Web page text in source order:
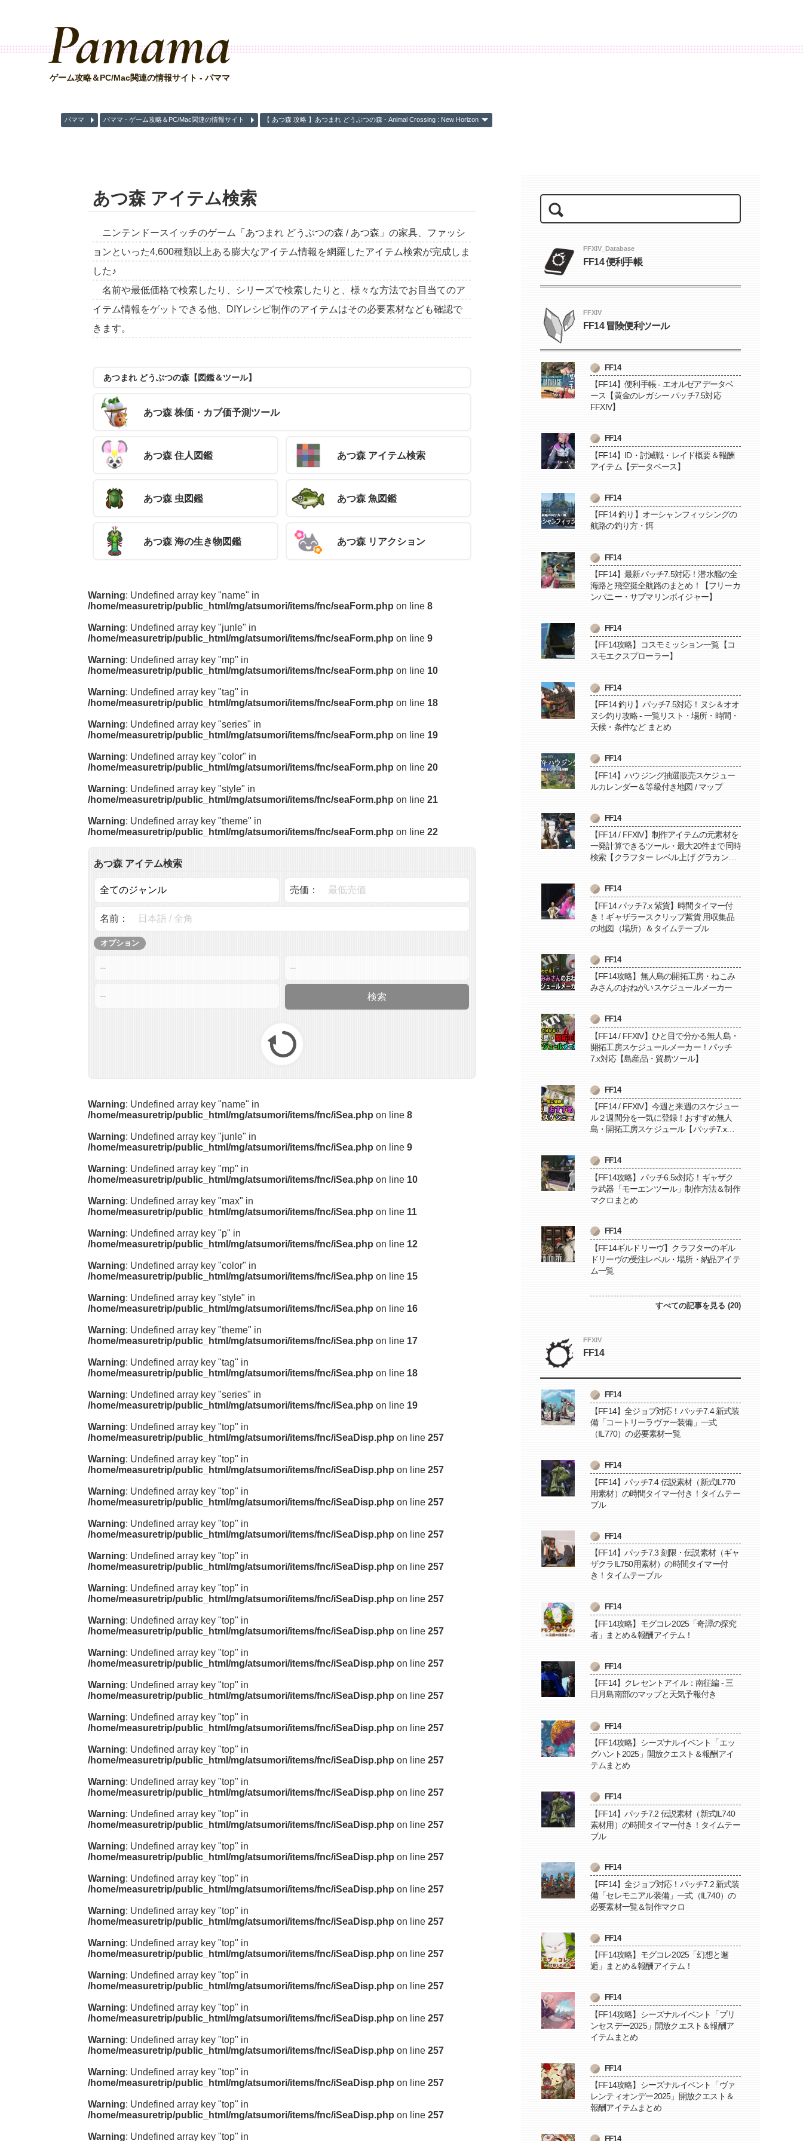
Pamama
ゲーム攻略＆PC/Mac関連の情報サイト - パママ
パママ パママ - ゲーム攻略＆PC/Mac関連の情報サイト 【 あつ森 攻略 】あつまれ どうぶつの森 - Animal Crossing : New Horizon
あつ森 アイテム検索
ニンテンドースイッチのゲーム「あつまれ どうぶつの森 / あつ森」の家具、ファッシ
ョンといった4,600種類以上ある膨大なアイテム情報を網羅したアイテム検索が完成しま
した♪
名前や最低価格で検索したり、シリーズで検索したりと、様々な方法でお目当てのア
イテム情報をゲットできる他、DIYレシピ制作のアイテムはその必要素材なども確認で
きます。
あつまれ どうぶつの森【図鑑＆ツール】
あつ森 株価・カブ価予測ツール
あつ森 住人図鑑 あつ森 アイテム検索
あつ森 虫図鑑 あつ森 魚図鑑
あつ森 海の生き物図鑑 あつ森 リアクション
Warning: Undefined array key "name" in
/home/measuretrip/public_html/mg/atsumori/items/fnc/seaForm.php on line 8
Warning: Undefined array key "junle" in
/home/measuretrip/public_html/mg/atsumori/items/fnc/seaForm.php on line 9
Warning: Undefined array key "mp" in
/home/measuretrip/public_html/mg/atsumori/items/fnc/seaForm.php on line 10
Warning: Undefined array key "tag" in
/home/measuretrip/public_html/mg/atsumori/items/fnc/seaForm.php on line 18
Warning: Undefined array key "series" in
/home/measuretrip/public_html/mg/atsumori/items/fnc/seaForm.php on line 19
Warning: Undefined array key "color" in
/home/measuretrip/public_html/mg/atsumori/items/fnc/seaForm.php on line 20
Warning: Undefined array key "style" in
/home/measuretrip/public_html/mg/atsumori/items/fnc/seaForm.php on line 21
Warning: Undefined array key "theme" in
/home/measuretrip/public_html/mg/atsumori/items/fnc/seaForm.php on line 22
あつ森 アイテム検索
売価：
名前：
オプション
Warning: Undefined array key "name" in
/home/measuretrip/public_html/mg/atsumori/items/fnc/iSea.php on line 8
Warning: Undefined array key "junle" in
/home/measuretrip/public_html/mg/atsumori/items/fnc/iSea.php on line 9
Warning: Undefined array key "mp" in
/home/measuretrip/public_html/mg/atsumori/items/fnc/iSea.php on line 10
Warning: Undefined array key "max" in
/home/measuretrip/public_html/mg/atsumori/items/fnc/iSea.php on line 11
Warning: Undefined array key "p" in
/home/measuretrip/public_html/mg/atsumori/items/fnc/iSea.php on line 12
Warning: Undefined array key "color" in
/home/measuretrip/public_html/mg/atsumori/items/fnc/iSea.php on line 15
Warning: Undefined array key "style" in
/home/measuretrip/public_html/mg/atsumori/items/fnc/iSea.php on line 16
Warning: Undefined array key "theme" in
/home/measuretrip/public_html/mg/atsumori/items/fnc/iSea.php on line 17
Warning: Undefined array key "tag" in
/home/measuretrip/public_html/mg/atsumori/items/fnc/iSea.php on line 18
Warning: Undefined array key "series" in
/home/measuretrip/public_html/mg/atsumori/items/fnc/iSea.php on line 19
Warning: Undefined array key "top" in
/home/measuretrip/public_html/mg/atsumori/items/fnc/iSeaDisp.php on line 257
Warning: Undefined array key "top" in
/home/measuretrip/public_html/mg/atsumori/items/fnc/iSeaDisp.php on line 257
Warning: Undefined array key "top" in
/home/measuretrip/public_html/mg/atsumori/items/fnc/iSeaDisp.php on line 257
Warning: Undefined array key "top" in
/home/measuretrip/public_html/mg/atsumori/items/fnc/iSeaDisp.php on line 257
Warning: Undefined array key "top" in
/home/measuretrip/public_html/mg/atsumori/items/fnc/iSeaDisp.php on line 257
Warning: Undefined array key "top" in
/home/measuretrip/public_html/mg/atsumori/items/fnc/iSeaDisp.php on line 257
Warning: Undefined array key "top" in
/home/measuretrip/public_html/mg/atsumori/items/fnc/iSeaDisp.php on line 257
Warning: Undefined array key "top" in
/home/measuretrip/public_html/mg/atsumori/items/fnc/iSeaDisp.php on line 257
Warning: Undefined array key "top" in
/home/measuretrip/public_html/mg/atsumori/items/fnc/iSeaDisp.php on line 257
Warning: Undefined array key "top" in
/home/measuretrip/public_html/mg/atsumori/items/fnc/iSeaDisp.php on line 257
Warning: Undefined array key "top" in
/home/measuretrip/public_html/mg/atsumori/items/fnc/iSeaDisp.php on line 257
Warning: Undefined array key "top" in
/home/measuretrip/public_html/mg/atsumori/items/fnc/iSeaDisp.php on line 257
Warning: Undefined array key "top" in
/home/measuretrip/public_html/mg/atsumori/items/fnc/iSeaDisp.php on line 257
Warning: Undefined array key "top" in
/home/measuretrip/public_html/mg/atsumori/items/fnc/iSeaDisp.php on line 257
Warning: Undefined array key "top" in
/home/measuretrip/public_html/mg/atsumori/items/fnc/iSeaDisp.php on line 257
Warning: Undefined array key "top" in
/home/measuretrip/public_html/mg/atsumori/items/fnc/iSeaDisp.php on line 257
Warning: Undefined array key "top" in
/home/measuretrip/public_html/mg/atsumori/items/fnc/iSeaDisp.php on line 257
Warning: Undefined array key "top" in
/home/measuretrip/public_html/mg/atsumori/items/fnc/iSeaDisp.php on line 257
Warning: Undefined array key "top" in
/home/measuretrip/public_html/mg/atsumori/items/fnc/iSeaDisp.php on line 257
Warning: Undefined array key "top" in
/home/measuretrip/public_html/mg/atsumori/items/fnc/iSeaDisp.php on line 257
Warning: Undefined array key "top" in
/home/measuretrip/public_html/mg/atsumori/items/fnc/iSeaDisp.php on line 257
Warning: Undefined array key "top" in
/home/measuretrip/public_html/mg/atsumori/items/fnc/iSeaDisp.php on line 257
Warning: Undefined array key "top" in
FFXIV_Database
FF14 便利手帳
FFXIV
FF14 冒険便利ツール
FF14
【FF14】便利手帳 - エオルゼアデータベ
ース【黄金のレガシー パッチ7.5対応
FFXIV】
FF14
【FF14】ID・討滅戦・レイド概要＆報酬
アイテム【データベース】
FF14
【FF14 釣り】オーシャンフィッシングの
航路の釣り方・餌
FF14
【FF14】最新パッチ7.5対応！潜水艦の全
海路と飛空挺全航路のまとめ！【フリーカ
ンパニー・サブマリンボイジャー】
FF14
【FF14攻略】コスモミッション一覧【コ
スモエクスプローラー】
FF14
【FF14 釣り】パッチ7.5対応！ヌシ＆オオ
ヌシ釣り攻略 - 一覧リスト・場所・時間・
天候・条件など まとめ
FF14
【FF14】ハウジング抽選販売スケジュー
ルカレンダー＆等級付き地図 / マップ
FF14
【FF14 / FFXIV】制作アイテムの元素材を
一発計算できるツール・最大20件まで同時
検索【クラフター レベル上げ グラカン納
FF14
【FF14 パッチ7.x 紫貨】時間タイマー付
き！ギャザラースクリップ紫貨 用収集品
の地図（場所）＆タイムテーブル
FF14
【FF14攻略】無人島の開拓工房・ねこみ
みさんのおねがいスケジュールメーカー
FF14
【FF14 / FFXIV】ひと目で分かる無人島・
開拓工房スケジュールメーカー！パッチ
7.x対応【島産品・貿易ツール】
FF14
【FF14 / FFXIV】今週と来週のスケジュー
ル２週間分を一気に登録！おすすめ無人
島・開拓工房スケジュール【パッチ7.x対
FF14
【FF14攻略】パッチ6.5x対応！ギャザク
ラ武器「モーエンツール」制作方法＆制作
マクロまとめ
FF14
【FF14ギルドリーヴ】クラフターのギル
ドリーヴの受注レベル・場所・納品アイテ
ム一覧
すべての記事を見る (20)
FFXIV
FF14
FF14
【FF14】全ジョブ対応！パッチ7.4 新式装
備「コートリーラヴァー装備」一式
（IL770）の必要素材一覧
FF14
【FF14】パッチ7.4 伝説素材（新式IL770
用素材）の時間タイマー付き！タイムテー
ブル
FF14
【FF14】パッチ7.3 刻限・伝説素材（ギャ
ザクラIL750用素材）の時間タイマー付
き！タイムテーブル
FF14
【FF14攻略】モグコレ2025「奇譚の探究
者」まとめ＆報酬アイテム！
FF14
【FF14】クレセントアイル：南征編 - 三
日月島南部のマップと天気予報付き
FF14
【FF14攻略】シーズナルイベント「エッ
グハント2025」開放クエスト＆報酬アイ
テムまとめ
FF14
【FF14】パッチ7.2 伝説素材（新式IL740
素材用）の時間タイマー付き！タイムテー
ブル
FF14
【FF14】全ジョブ対応！パッチ7.2 新式装
備「セレモニアル装備」一式（IL740）の
必要素材一覧＆制作マクロ
FF14
【FF14攻略】モグコレ2025「幻想と邂
逅」まとめ＆報酬アイテム！
FF14
【FF14攻略】シーズナルイベント「プリ
ンセスデー2025」開放クエスト＆報酬ア
イテムまとめ
FF14
【FF14攻略】シーズナルイベント「ヴァ
レンティオンデー2025」開放クエスト＆
報酬アイテムまとめ